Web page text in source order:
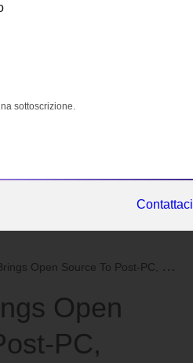
sottoscrizione.
Contattaci
Open Source To Post-PC, Embedded Devices...
Open
PC,